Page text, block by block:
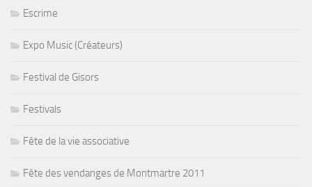
Escrime
Expo Music (Créateurs)
Festival de Gisors
Festivals
Fête de la vie associative
Fête des vendanges de Montmartre 2011